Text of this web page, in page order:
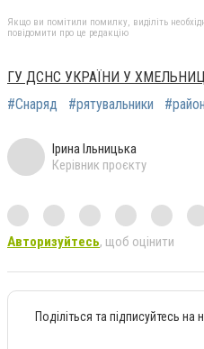
Якщо ви помітили помилку, виділіть
повідомити про це редакцію
ГУ ДСНС УКРАЇНИ У
#Снаряд
#рятувальники #район
Ірина Ільницька
Керівник проєкту
Авторизуйтесь, щоб оцінити
Поділіться та підписуйтесь на